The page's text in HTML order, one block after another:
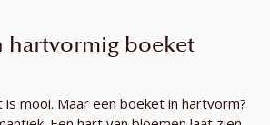
hartvormig boeket
mooi. Maar een boeket in hartvorm?